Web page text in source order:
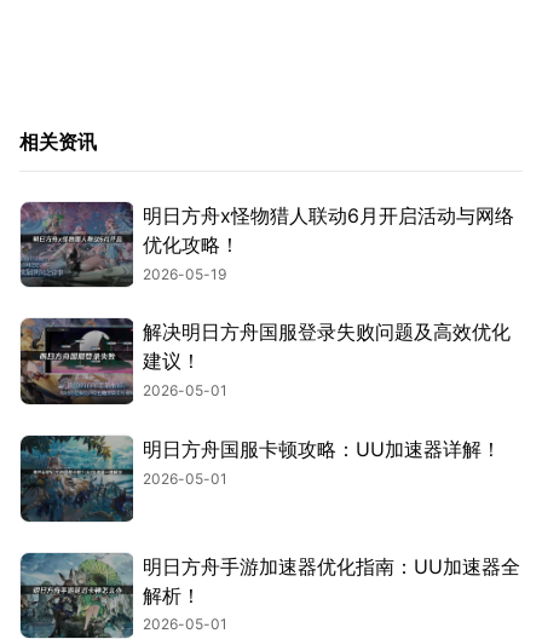
相关资讯
明日方舟x怪物猎人联动6月开启活动与网络
优化攻略！
2026-05-19
解决明日方舟国服登录失败问题及高效优化
建议！
2026-05-01
明日方舟国服卡顿攻略：UU加速器详解！
2026-05-01
明日方舟手游加速器优化指南：UU加速器全
解析！
2026-05-01